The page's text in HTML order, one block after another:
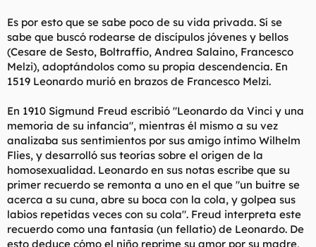
Es por esto que se sabe poco de su vida privada. Sí se
sabe que buscó rodearse de discípulos jóvenes y bellos
(Cesare de Sesto, Boltraffio, Andrea Salaino, Francesco
Melzi), adoptándolos como su propia descendencia. En
1519 Leonardo murió en brazos de Francesco Melzi.
En 1910 Sigmund Freud escribió "Leonardo da Vinci y una
memoria de su infancia", mientras él mismo a su vez
analizaba sus sentimientos por sus amigo íntimo Wilhelm
Flies, y desarrolló sus teorías sobre el origen de la
homosexualidad. Leonardo en sus notas escribe que su
primer recuerdo se remonta a uno en el que "un buitre se
acerca a su cuna, abre su boca con la cola, y golpea sus
labios repetidas veces con su cola". Freud interpreta este
recuerdo como una fantasía (un fellatio) de Leonardo. De
esto deduce cómo el niño reprime su amor por su madre,